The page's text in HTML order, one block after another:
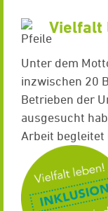
Vielfalt
Unter dem
inzwischen 20
Betrieben der
ausgesucht
Arbeit begleitet